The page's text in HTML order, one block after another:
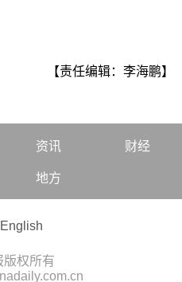
【责任编辑：李海鹏】
资讯 财经
地方
English
版权所有